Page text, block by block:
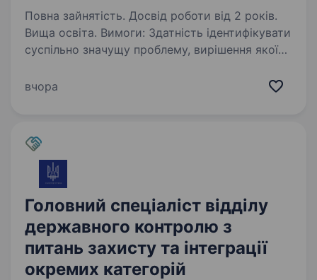
Повна зайнятість. Досвід роботи від 2 років.
Вища освіта. Вимоги: Здатність ідентифікувати
суспільно значущу проблему, вирішення якої
політики та формулювати варіанти її
вчора
Головний спеціаліст відділу
державного контролю з
питань захисту та інтеграції
окремих категорій